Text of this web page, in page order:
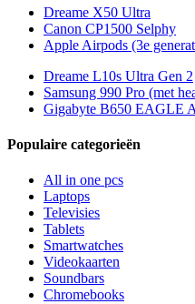
Dreame X50 Ultra
Canon CP1500 Selphy
Apple Airpods (3e
Dreame L10s Ultra Gen 2
Samsung 990 Pro (met
Gigabyte B650 EAGLE
Populaire categorieën
All in one pcs
Laptops
Televisies
Tablets
Smartwatches
Videokaarten
Soundbars
Chromebooks